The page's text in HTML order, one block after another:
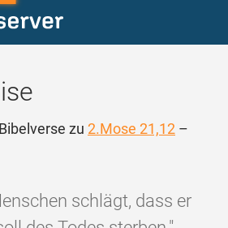
zu 2.Mose 21,12 –
schlägt, dass er